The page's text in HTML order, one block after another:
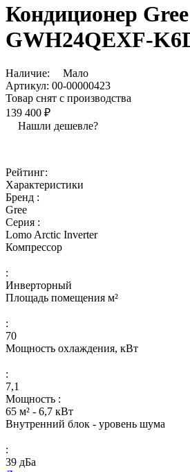
Кондиционер Gree
GWH24QEXF-
Наличие:
Мало
Артикул: 00-00000423
Товар снят с производства
139 400 ₽
Нашли дешевле?
Рейтинг:
Характеристики
Бренд :
Gree
Серия :
Lomo Arctic Inverter
Компрессор
:
Инверторный
Площадь помещения м²
:
70
Мощность охлаждения, кВт
:
7,1
Мощность :
65 м² - 6,7 кВт
Внутренний блок - уровень шума
:
39 дБа